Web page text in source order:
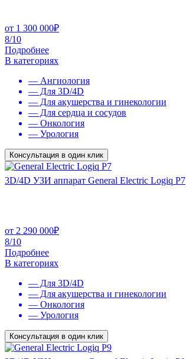
от 1 300 000₽
8/10
Подробнее
В категориях
— Ангиология
— Для 3D/4D
— Для акушерства и гинекологии
— Для сердца и сосудов
— Онкология
— Урология
Консультация в один клик
3D/4D УЗИ аппарат General Electric Logiq P7
от 2 290 000₽
8/10
Подробнее
В категориях
— Для 3D/4D
— Для акушерства и гинекологии
— Онкология
— Урология
Консультация в один клик